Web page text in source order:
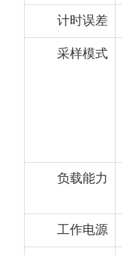
计时误差
采样模式
负载能力
工作电源